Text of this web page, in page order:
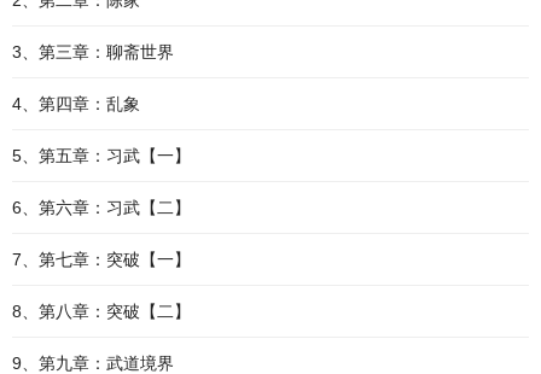
3、第三章：聊斋世界
4、第四章：乱象
5、第五章：习武【一】
6、第六章：习武【二】
7、第七章：突破【一】
8、第八章：突破【二】
9、第九章：武道境界